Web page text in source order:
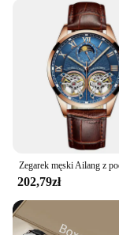
202,79zł